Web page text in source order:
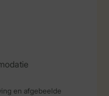
en afgebeelde